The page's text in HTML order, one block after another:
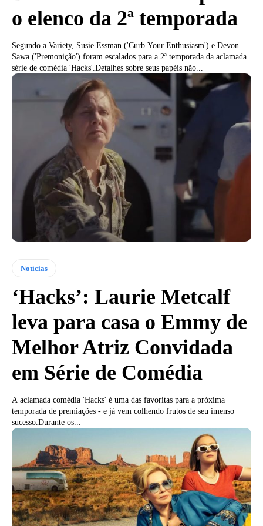
o elenco da 2ª temporada
Segundo a Variety, Susie Essman ('Curb Your Enthusiasm') e Devon
Sawa ('Premonição') foram escalados para a 2ª temporada da aclamada
série de comédia 'Hacks'.Detalhes sobre seus papéis não...
Notícias
‘Hacks’: Laurie Metcalf
leva para casa o Emmy de
Melhor Atriz Convidada
em Série de Comédia
A aclamada comédia 'Hacks' é uma das favoritas para a próxima
temporada de premiações - e já vem colhendo frutos de seu imenso
sucesso.Durante os...